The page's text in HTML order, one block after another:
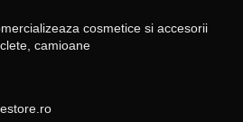
cosmetice si accesorii
camioane